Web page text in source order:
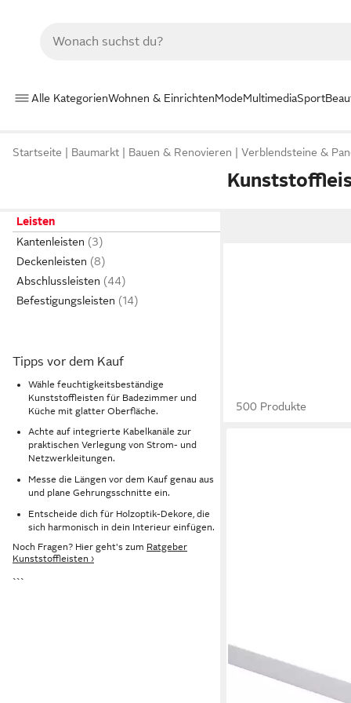
Alle KategorienWohnen & EinrichtenModeMultimediaSport
Startseite Baumarkt Bauen & Renovieren Verblendsteine &
Leisten
Kantenleisten
Deckenleisten
Abschlussleisten
Befestigungsleisten
Tipps vor dem Kauf
Wähle feuchtigkeitsbeständige
Kunststoffleisten für Badezimmer und
Küche mit glatter Oberfläche.
Achte auf integrierte Kabelkanäle zur
praktischen Verlegung von Strom- und
Netzwerkleitungen.
Messe die Längen vor dem Kauf genau aus
und plane Gehrungsschnitte ein.
Entscheide dich für Holzoptik-Dekore, die
sich harmonisch in dein Interieur einfügen.
Noch Fragen? Hier geht's zum Ratgeber
Kunststoffleisten ›
```
500 Produkte
PRIMO
Kantenleiste
cm, weiß, Kunststoff